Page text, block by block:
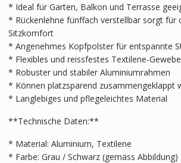
* Ideal für Garten, Balkon und Terrasse
* Rückenlehne fünffach verstellbar sorgt für
Sitzkomfort
* Angenehmes Kopfpolster für entspannte
* Flexibles und reissfestes Textilene-Gewebe
* Robuster und stabiler Aluminiumrahmen
* Können platzsparend zusammengeklappt
* Langlebiges und pflegeleichtes Material
**Technische Daten:**
* Material: Aluminium, Textilene
* Farbe: Grau / Schwarz (gemäss Abbildung)